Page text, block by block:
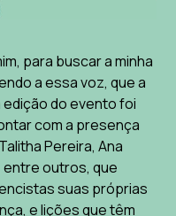
para buscar a minha
a essa voz, que a
do evento foi
com a presença
Pereira, Ana
entre outros, que
suas próprias
e lições que têm